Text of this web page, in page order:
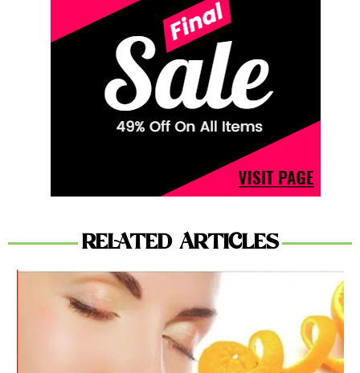
RELATED ARTICLES